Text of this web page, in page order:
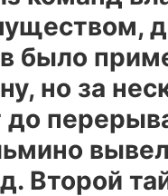
было
но за
до
Второй